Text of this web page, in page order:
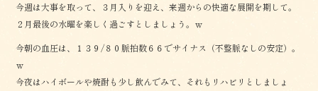
今週は大事を取って、３月入りを迎え、来週からの快適な展開を期して。
２月最後の水曜を楽しく過ごすとしましょう。ｗ
今朝の血圧は、１３９/８０脈拍数６６でサイナス（不整脈なしの安定）。
ｗ
今夜はハイボールや焼酎も少し飲んでみて、それもリハビリとしましょ